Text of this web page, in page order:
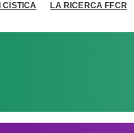
CISTICA LA RICERCA FFCR